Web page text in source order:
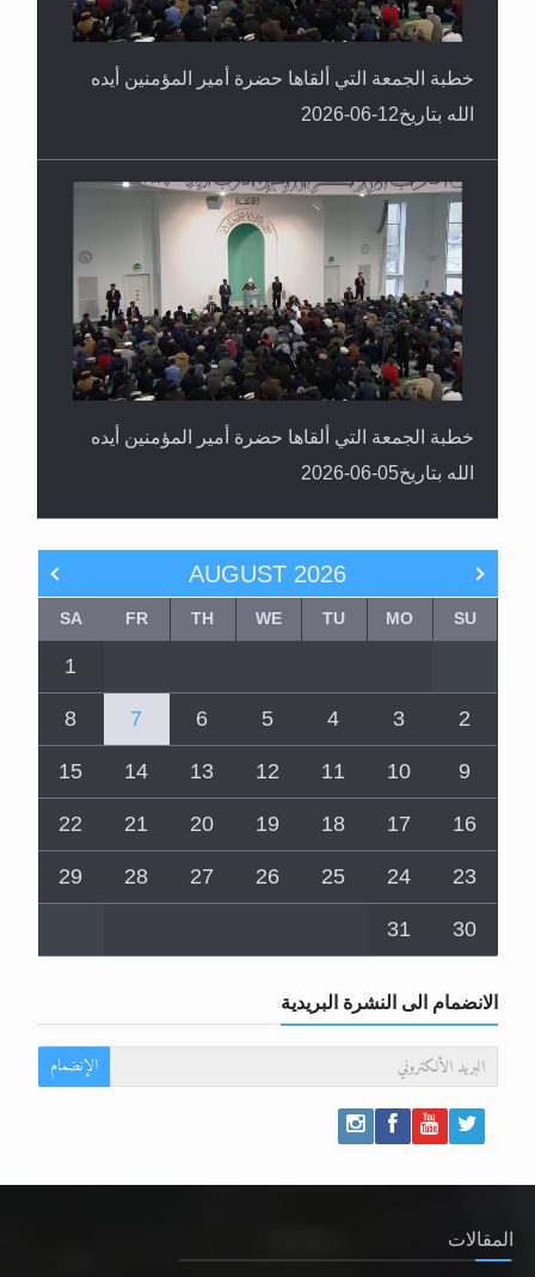
خطبة الجمعة التي ألقاها حضرة أمير المؤمنين أيده
الله بتاريخ12-06-2026
خطبة الجمعة التي ألقاها حضرة أمير المؤمنين أيده
الله بتاريخ05-06-2026
AUGUST 2026
SU
MO
TU
WE
TH
FR
SA
1
2
3
4
5
6
7
8
9
10
11
12
13
14
15
16
17
18
19
20
21
22
23
24
25
26
27
28
29
30
31
الانضمام الى النشرة البريدية
الإنضمام
المقالات